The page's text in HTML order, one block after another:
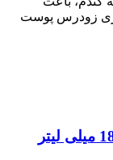
زودرس پوست